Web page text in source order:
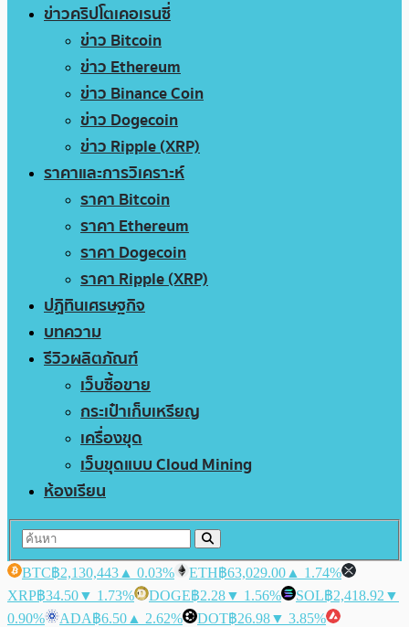
ข่าวคริปโตเคอเรนซี่
ข่าว Bitcoin
ข่าว Ethereum
ข่าว Binance Coin
ข่าว Dogecoin
ข่าว Ripple (XRP)
ราคาและการวิเคราะห์
ราคา Bitcoin
ราคา Ethereum
ราคา Dogecoin
ราคา Ripple (XRP)
ปฏิทินเศรษฐกิจ
บทความ
รีวิวผลิตภัณฑ์
เว็บซื้อขาย
กระเป๋าเก็บเหรียญ
เครื่องขุด
เว็บขุดแบบ Cloud Mining
ห้องเรียน
BTC฿2,130,443 ▲ 0.03% ETH฿63,029.00 ▲ 1.74%
XRP฿34.50▼ 1.73% DOGE฿2.28▼ 1.56% SOL฿2,418.92 ▼
0.90%
ADA฿6.50 ▲ 2.62% DOT฿26.98▼ 3.85%